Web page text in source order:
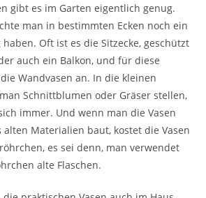
gibt es im Garten eigentlich genug.
man in bestimmten Ecken noch ein
Oft ist es die Sitzecke, geschützt
auch ein Balkon, und für diese
Wandvasen an. In die kleinen
Schnittblumen oder Gräser stellen,
immer. Und wenn man die Vasen
Materialien baut, kostet die Vasen
es sei denn, man verwendet
alte Flaschen.